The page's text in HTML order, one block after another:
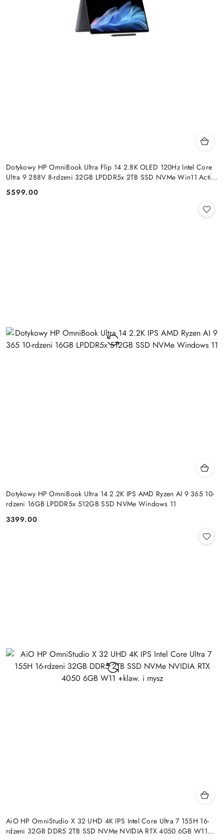
Dotykowy HP OmniBook Ultra Flip 14 2.8K OLED 120Hz Intel Core
Ultra 9 288V 8-rdzeni 32GB LPDDR5x 2TB SSD NVMe Win11 Active
Cena:
5599.00
Dotykowy HP OmniBook Ultra 14 2.2K IPS AMD Ryzen AI 9 365 10-
rdzeni 16GB LPDDR5x 512GB SSD NVMe Windows 11
Cena:
3399.00
AiO HP OmniStudio X 32 UHD 4K IPS Intel Core Ultra 7 155H 16-
rdzeni 32GB DDR5 2TB SSD NVMe NVIDIA RTX 4050 6GB W11